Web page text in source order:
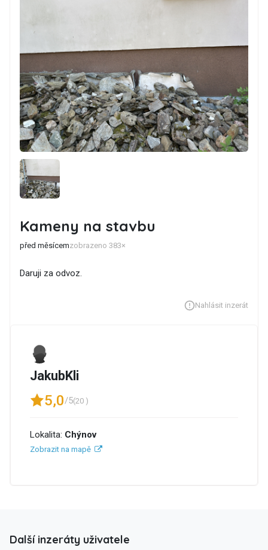
Kameny na stavbu
před měsícemzobrazeno 383×
Daruji za odvoz.
Nahlásit inzerát
JakubKli
5,0/5(20 )
Lokalita: Chýnov
Zobrazit na mapě
Další inzeráty uživatele